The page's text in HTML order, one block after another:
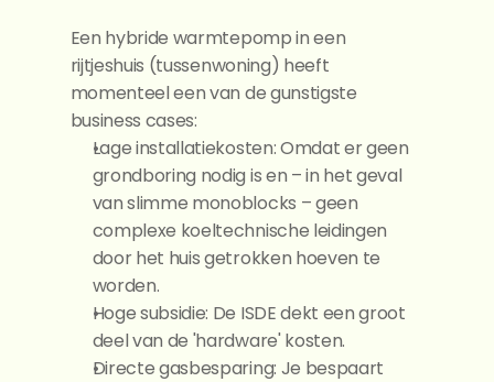
Een hybride warmtepomp in een
rijtjeshuis (tussenwoning) heeft
momenteel een van de gunstigste
business cases:
Lage installatiekosten: Omdat er geen
grondboring nodig is en – in het geval
van slimme monoblocks – geen
complexe koeltechnische leidingen
door het huis getrokken hoeven te
worden.
Hoge subsidie: De ISDE dekt een groot
deel van de 'hardware' kosten.
Directe gasbesparing: Je bespaart